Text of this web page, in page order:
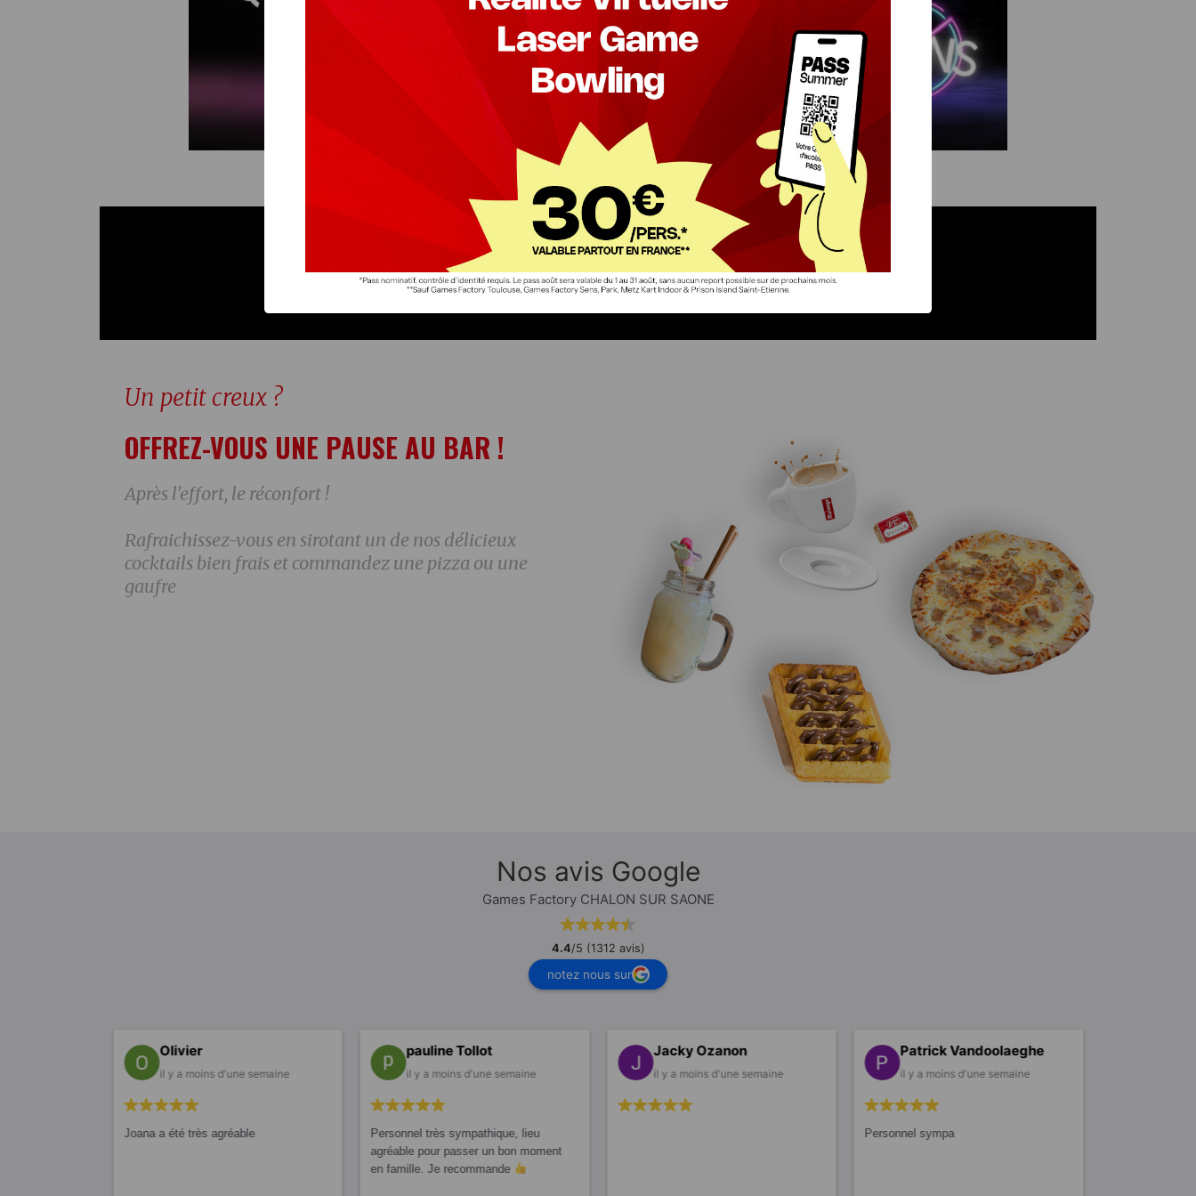
Un petit creux ?
OFFREZ-VOUS UNE PAUSE AU BAR !
Après l'effort, le réconfort !
Rafraichissez-vous en sirotant un de nos délicieux
cocktails bien frais et commandez une pizza ou une
gaufre
Nos avis Google
Games Factory CHALON SUR SAONE
4.4/5 (1312 avis)
notez nous sur
Olivier
il y a moins d'une semaine
Joana a été très agréable
pauline Tollot
il y a moins d'une semaine
Personnel très sympathique, lieu
agréable pour passer un bon moment
en famille. Je recommande
Jacky Ozanon
il y a moins d'une semaine
Patrick Vandoolaeghe
il y a moins d'une semaine
Personnel sympa